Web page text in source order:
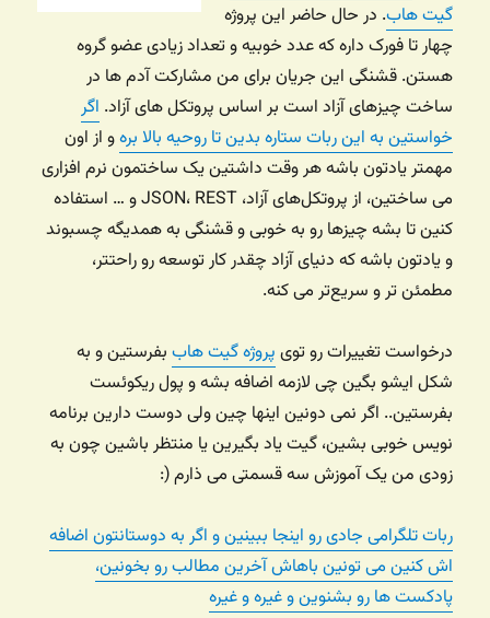
گیت هاب. در حال حاضر این پروژه
چهار تا فورک داره که عدد خوبیه و تعداد زیادی عضو گروه
هستن. قشنگی این جریان برای من مشارکت آدم ها در
ساخت چیزهای آزاد است بر اساس پروتکل های آزاد. اگر
خواستین به این ربات ستاره بدین تا روحیه بالا برهو از اون
مهمتر یادتون باشه هر وقت داشتین یک ساختمون نرم افزاری
می ساختین، از پروتکل‌های آزاد، JSON، REST و … استفاده
کنین تا بشه چیزها رو به خوبی و قشنگی به همدیگه چسبوند
و یادتون باشه که دنیای آزاد چقدر کار توسعه رو راحتتر،
مطمئن تر و سریع‌تر می کنه.
درخواست‌ تغییرات رو توی پروژه گیت هاب بفرستین و به
شکل ایشو بگین چی لازمه اضافه بشه و پول ریکوئست
بفرستین.. اگر نمی دونین اینها چین ولی دوست دارین برنامه
نویس خوبی بشین، گیت یاد بگیرین یا منتظر باشین چون به
زودی من یک آموزش سه قسمتی می ذارم (:
ربات تلگرامی جادی رو اینجا ببینین و اگر به دوستانتون اضافه
اش کنین می تونین باهاش آخرین مطالب رو بخونین،
پادکست ها رو بشنوین و غیره و غیره